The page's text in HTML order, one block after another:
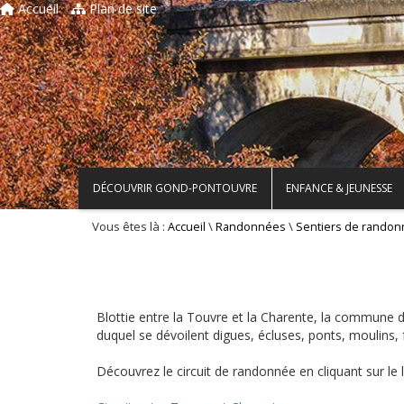
Accueil Plan de site
DÉCOUVRIR GOND-PONTOUVRE ENFANCE & JEUNESSE
Vous êtes là : Accueil \Randonnées \ Sentiers de
Blottie entre la Touvre et la Charente, la
duquel se dévoilent digues, écluses, ponts,
Découvrez le circuit de randonnée en cliquant sur le